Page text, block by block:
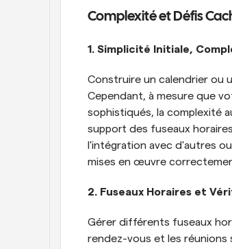
Complexité et Défis
1. Simplicité Initiale,
Construire un calendrier ou
Cependant, à mesure que
sophistiqués, la complexité
support des fuseaux
l'intégration avec d'autres
mises en œuvre
2. Fuseaux Horaires et
Gérer différents fuseaux
rendez-vous et les réunions